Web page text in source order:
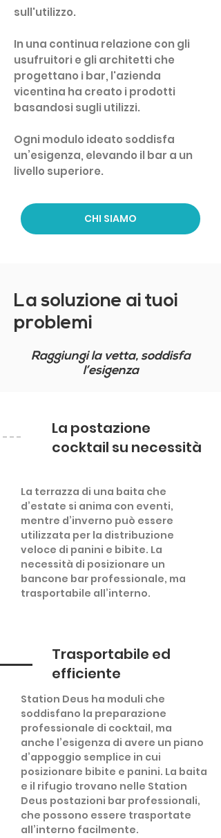
sull'utilizzo.
In una continua relazione con gli
usufruitori e gli architetti che
progettano i bar, l'azienda
vicentina ha creato i prodotti
basandosi sugli utilizzi.
Ogni modulo ideato soddisfa
un’esigenza, elevando il bar a un
livello superiore.
CHI SIAMO
La soluzione ai tuoi
problemi
Raggiungi la vetta, soddisfa
l’esigenza
La postazione
cocktail su necessità
La terrazza di una baita che
d’estate si anima con eventi,
mentre d’inverno può essere
utilizzata per la distribuzione
veloce di panini e bibite. La
necessità di posizionare un
bancone bar professionale, ma
trasportabile all’interno.
Trasportabile ed
efficiente
Station Deus ha moduli che
soddisfano la preparazione
professionale di cocktail, ma
anche l’esigenza di avere un piano
d’appoggio semplice in cui
posizionare bibite e panini. La baita
e il rifugio trovano nelle Station
Deus postazioni bar professionali,
che possono essere trasportate
all’interno facilmente.